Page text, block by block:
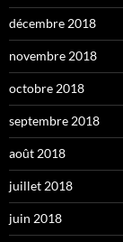
décembre 2018
novembre 2018
octobre 2018
septembre 2018
août 2018
juillet 2018
juin 2018